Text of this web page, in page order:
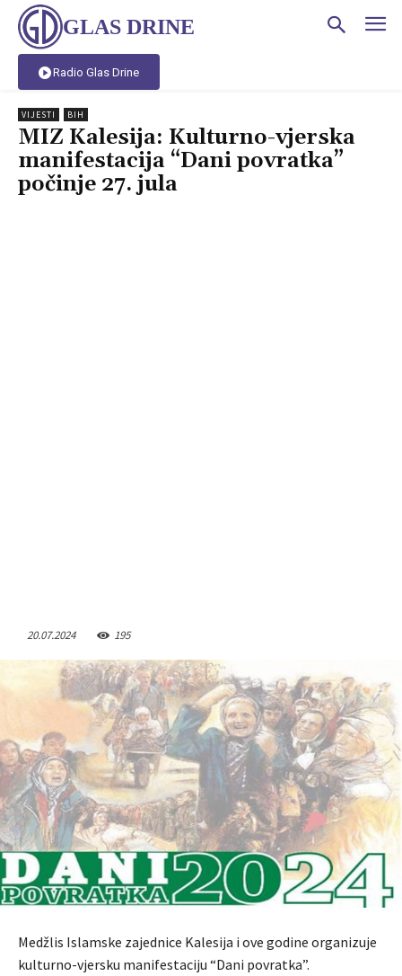
GLAS DRINE
Radio Glas Drine
VIJESTI BIH
MIZ Kalesija: Kulturno-vjerska
manifestacija “Dani povratka”
počinje 27. jula
20.07.2024 195
Medžlis Islamske zajednice Kalesija i ove godine organizuje
kulturno-vjersku manifestaciju “Dani povratka”.